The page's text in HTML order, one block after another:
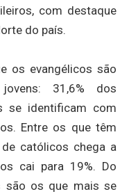
com destaque
do país.
os evangélicos são
31,6% dos
se identificam com
Entre os que têm
católicos chega a
cai para 19%. Do
são os que mais se